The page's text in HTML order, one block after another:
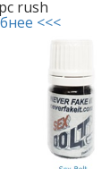
rush
<<<